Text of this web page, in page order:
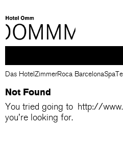
Das HotelZimmerRoca BarcelonaSpa
Not Found
You tried going to http://
you're looking for.